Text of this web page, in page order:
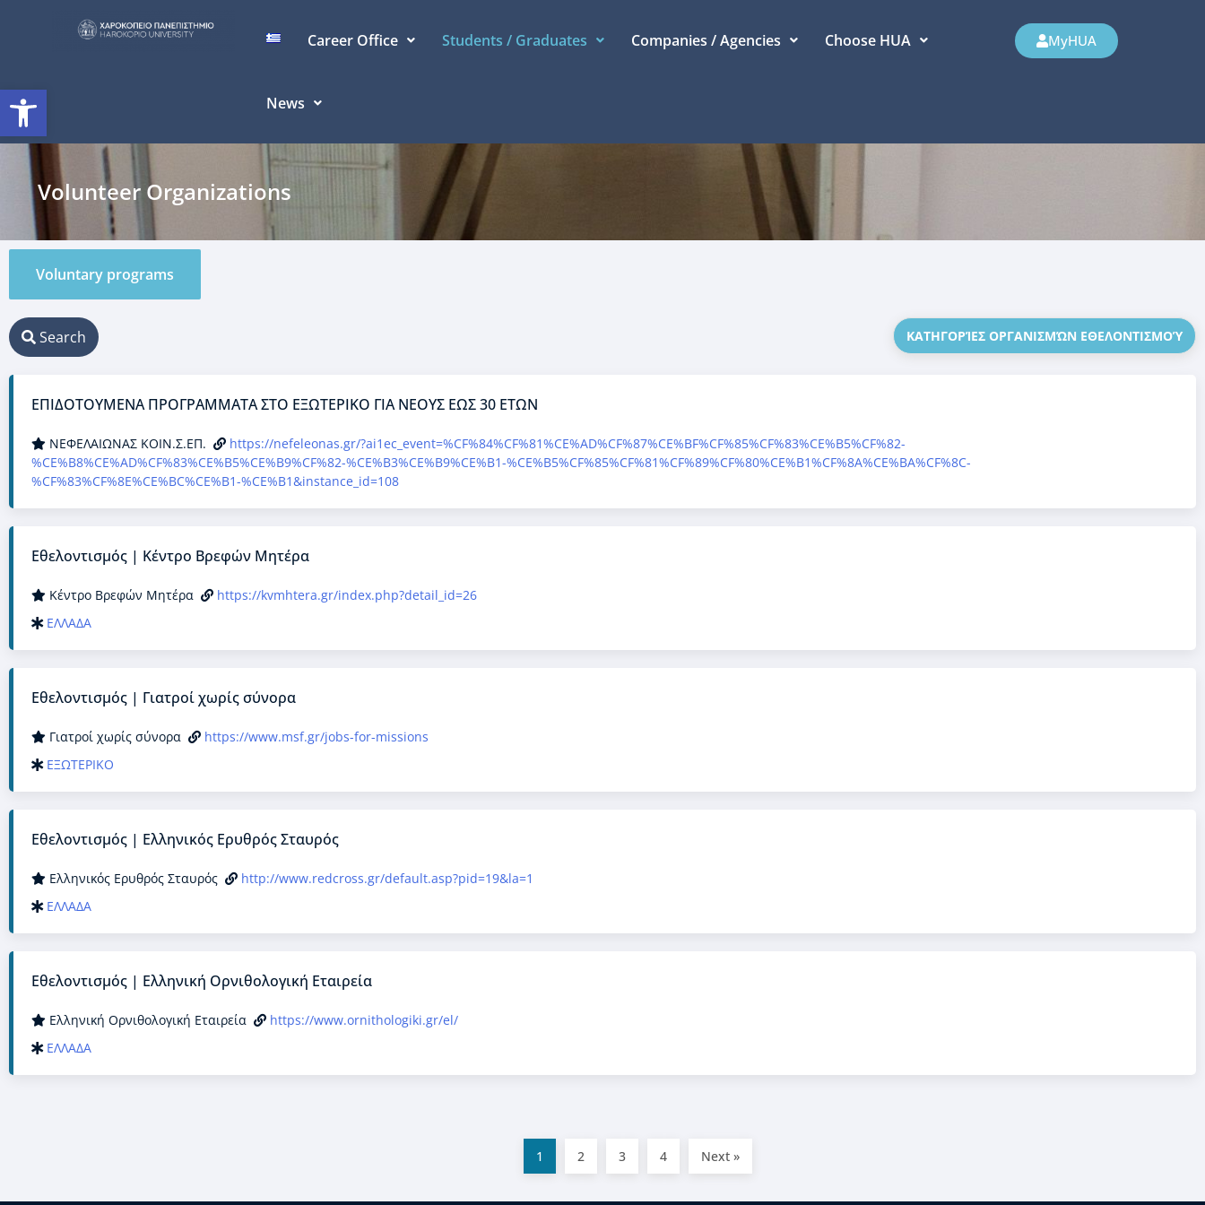
Open toolbar
Career Office Students / Graduates Companies / Agencies Choose HUA
News
MyHUA
Volunteer Organizations
Voluntary programs
Search ΚΑΤΗΓΟΡΊΕΣ ΟΡΓΑΝΙΣΜΏΝ ΕΘΕΛΟΝΤΙΣΜΟΎ
ΕΠΙΔΟΤΟΥΜΕΝΑ ΠΡΟΓΡΑΜΜΑΤΑ ΣΤΟ ΕΞΩΤΕΡΙΚΟ ΓΙΑ ΝΕΟΥΣ ΕΩΣ 30 ΕΤΩΝ
ΝΕΦΕΛΑΙΩΝΑΣ ΚΟΙΝ.Σ.ΕΠ.
https://nefeleonas.gr/?ai1ec_event=%CF%84%CF%81%CE%AD%CF%87%CE%BF%CF%85%CF%83%CE%B5%CF%82-
%CE%B8%CE%AD%CF%83%CE%B5%CE%B9%CF%82-%CE%B3%CE%B9%CE%B1-%CE%B5%CF%85%CF%81%CF%89%CF%80%CE%B1%CF%8A%CE%BA%CF%8C-
%CF%83%CF%8E%CE%BC%CE%B1-%CE%B1&instance_id=108
Εθελοντισμός | Κέντρο Βρεφών Μητέρα
Κέντρο Βρεφών Μητέρα
https://kvmhtera.gr/index.php?detail_id=26
ΕΛΛΑΔΑ
Εθελοντισμός | Γιατροί χωρίς σύνορα
Γιατροί χωρίς σύνορα
https://www.msf.gr/jobs-for-missions
ΕΞΩΤΕΡΙΚΟ
Εθελοντισμός | Ελληνικός Ερυθρός Σταυρός
Ελληνικός Ερυθρός Σταυρός
http://www.redcross.gr/default.asp?pid=19&la=1
ΕΛΛΑΔΑ
Εθελοντισμός | Ελληνική Ορνιθολογική Εταιρεία
Ελληνική Ορνιθολογική Εταιρεία
https://www.ornithologiki.gr/el/
ΕΛΛΑΔΑ
1 2 3 4 Next »